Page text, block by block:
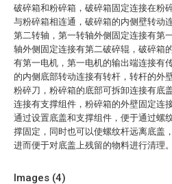
破碎箱和粉碎箱，破碎箱固定连接在粉
与粉碎箱相连通，破碎箱的内侧壁转动
第二转轴，第一转轴外侧固定连接有第
轴外侧固定连接有第二破碎辊，破碎箱
有第一电机，第一电机的输出端连接有
的内侧底部转动连接有转杆，转杆的外
粉碎刀，粉碎箱的底部可拆卸连接有底
连接有支撑组件，粉碎箱的外壁固定连
通过设置底盖和支撑组件，便于通过螺
撑固定，同时也可以使螺纹杆远离底盖
进而便于对底盖上残留的物料进行清理。
Images (4)